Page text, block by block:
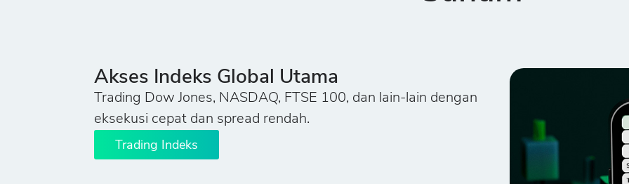
Akses Indeks Global Utama
Trading Dow Jones, NASDAQ, FTSE 100, dan lain-lain dengan
eksekusi cepat dan spread rendah.
Trading Indeks